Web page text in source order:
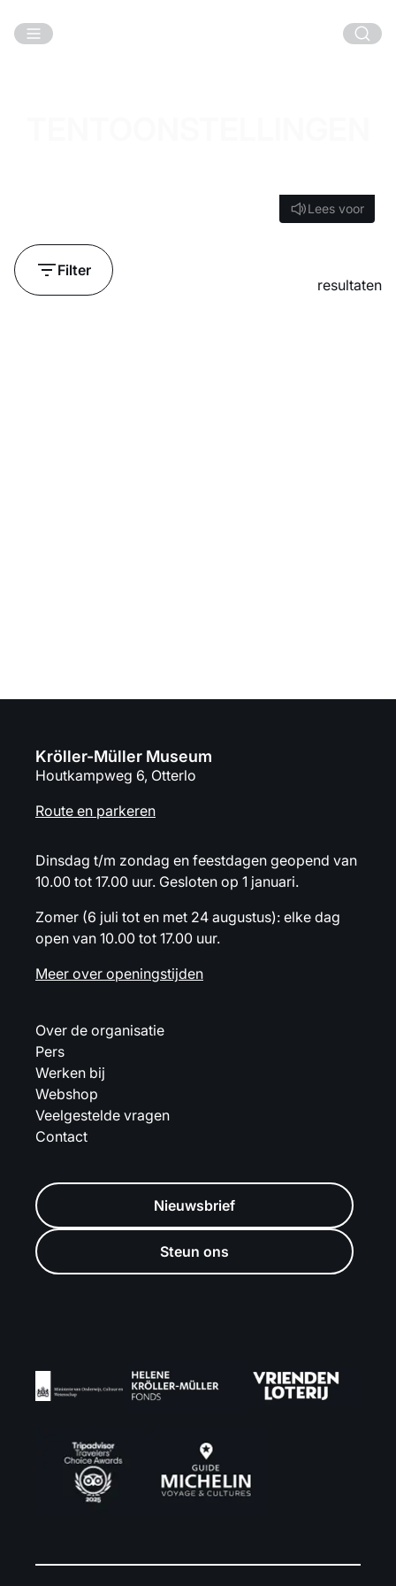
Lees voor
Lees voor
Filter
resultaten
Kröller-Müller Museum
Houtkampweg 6, Otterlo
Route en parkeren
Dinsdag t/m zondag en feestdagen geopend van
10.00 tot 17.00 uur. Gesloten op 1 januari.
Zomer (6 juli tot en met 24 augustus): elke dag
open van 10.00 tot 17.00 uur.
Meer over openingstijden
Over de organisatie
Pers
Werken bij
Webshop
Veelgestelde vragen
Contact
Nieuwsbrief
Steun ons